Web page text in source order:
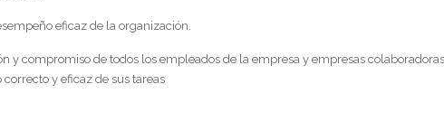
eficaz de la organización.
y compromiso de todos los empleados de la empresa y empresas
y eficaz de sus tareas